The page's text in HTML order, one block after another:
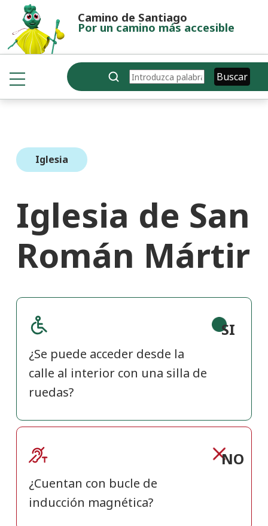
Pasar al contenido principal
Camino de Santiago
Por un camino más accesible
Buscar Buscar
Iglesia
Iglesia de San
Román Mártir
¿Se puede acceder desde la
calle al interior con una silla de
ruedas?
SI
¿Cuentan con bucle de
inducción magnética?
NO